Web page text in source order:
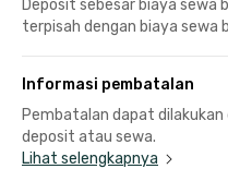
Deposit sebesar biaya sewa
terpisah dengan biaya sewa
Informasi pembatalan
Pembatalan dapat dilakukan
deposit atau sewa.
Lihat selengkapnya